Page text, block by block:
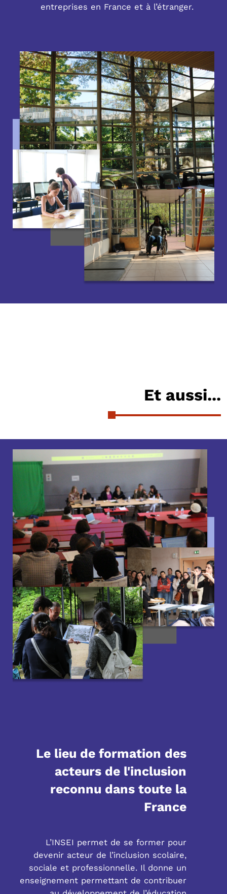
entreprises en France et à l’étranger.
Et aussi...
Le lieu de formation des
acteurs de l'inclusion
reconnu dans toute la
France
L’INSEI permet de se former pour
devenir acteur de l’inclusion scolaire,
sociale et professionnelle. Il donne un
enseignement permettant de contribuer